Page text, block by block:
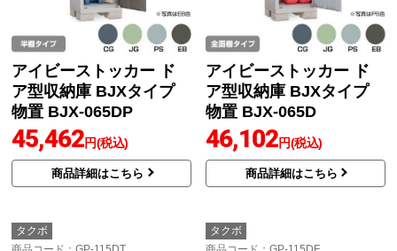
アイビーストッカー ド
ア型収納庫 BJXタイプ
物置 BJX-065DP
45,462円(税込)
商品詳細はこちら
アイビーストッカー ド
ア型収納庫 BJXタイプ
物置 BJX-065D
46,102円(税込)
商品詳細はこちら
タクボ
タクボ